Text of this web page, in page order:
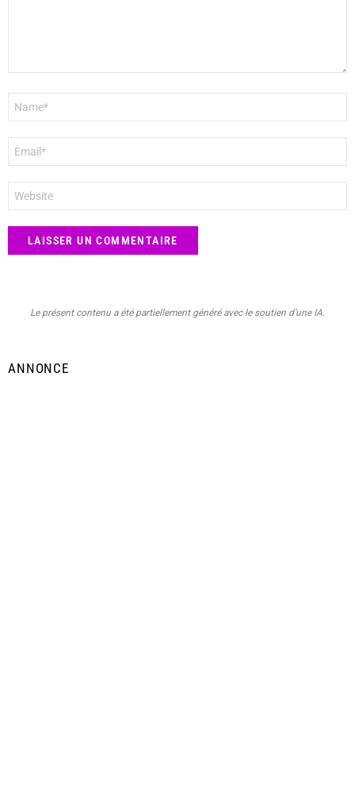
mail
*
web
Le présent contenu a été partiellement généré avec le soutien d’une IA.
ANNONCE